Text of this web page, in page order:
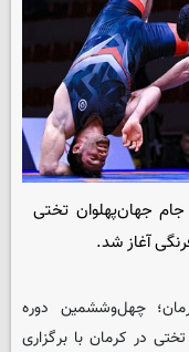
جهان‌پهلوان تختی
آغاز شد.
چهل‌وششمین دوره
در کرمان با برگزاری